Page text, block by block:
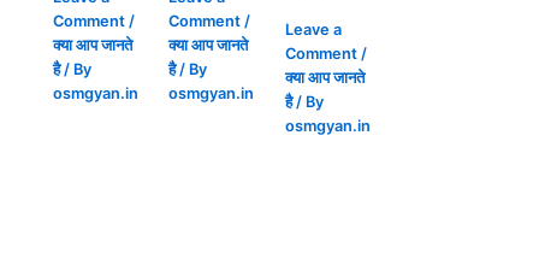
Comment /
क्या आप जानते
है/ By
osmgyan.in
Comment /
क्या आप जानते
है/ By
osmgyan.in
Leave a
Comment /
क्या आप जानते
है/ By
osmgyan.in